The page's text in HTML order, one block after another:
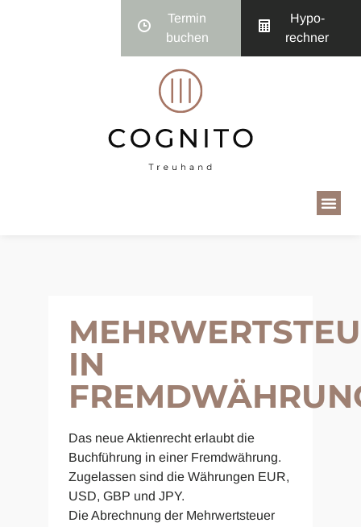
Termin
buchen
Hypo­
rechner
IN
Das neue Aktienrecht erlaubt die
Buchführung in einer Fremdwährung.
Zugelassen sind die Währungen EUR,
USD, GBP und JPY.
Die Abrechnung der Mehrwertsteuer